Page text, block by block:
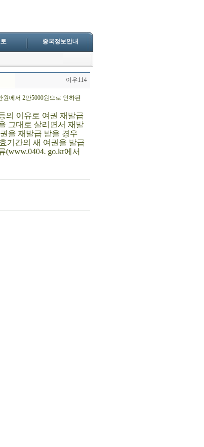
중국정보안내
이우114
원에서 2만5000원으로 인하된
의 이유로 여권 재발급
그대로 살리면서 재발
을 재발급 받을 경우
기간의 새 여권을 발급
go.kr에서